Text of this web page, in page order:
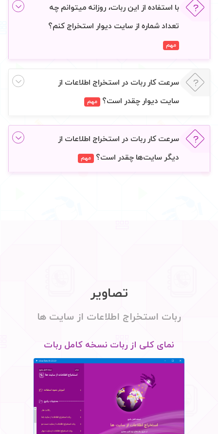
با استفاده از این ربات، روزانه میتوانم چه
تعداد شماره از سایت دیوار استخراج کنم؟
مهم
سرعت کار ربات در استخراج اطلاعات از
سایت‌ دیوار چقدر است؟ مهم
سرعت کار ربات در استخراج اطلاعات از
دیگر سایت‌ها چقدر است؟ مهم
تصاویر
ربات استخراج اطلاعات از سایت ها
نمای کلی از ربات نسخه کامل ربات
استخراج اطلاعات از سایت ها